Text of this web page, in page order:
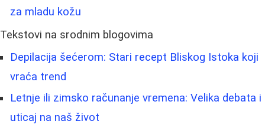
za mladu kožu
Tekstovi na srodnim blogovima
Depilacija šećerom: Stari recept Bliskog Istoka koji
vraća trend
Letnje ili zimsko računanje vremena: Velika debata i
uticaj na naš život